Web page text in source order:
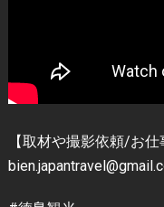
【取材や撮影依頼/お